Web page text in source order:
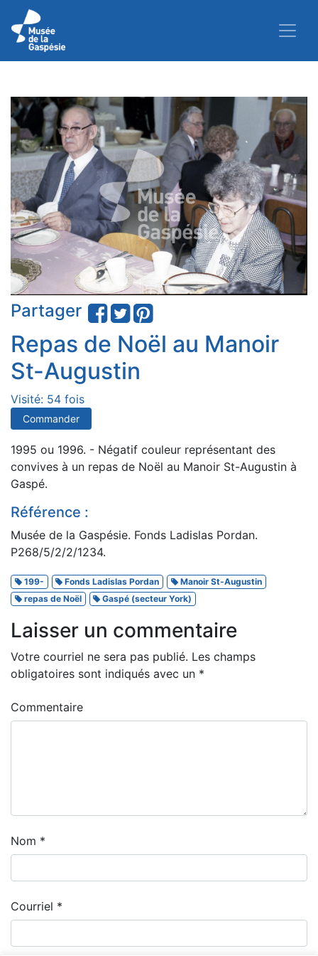
Partager
Repas de Noël au Manoir
St-Augustin
Visité: 54 fois
Commander
1995 ou 1996. - Négatif couleur représentant des
convives à un repas de Noël au Manoir St-Augustin à
Gaspé.
Référence :
Musée de la Gaspésie. Fonds Ladislas Pordan.
P268/5/2/2/1234.
199- Fonds Ladislas Pordan
Manoir St-Augustin
repas de Noël
Gaspé (secteur York)
Laisser un commentaire
Votre courriel ne sera pas publié. Les champs
obligatoires sont indiqués avec un *
Commentaire
Nom *
Courriel *